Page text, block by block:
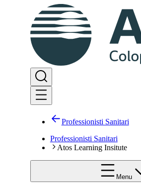
Professionisti Sanitari
Professionisti Sanitari
Atos Learning Insitute
Menu